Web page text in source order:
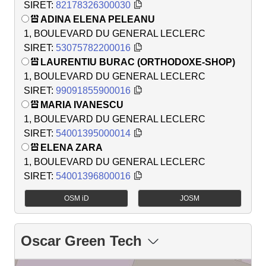
SIRET: 82178326300030
ADINA ELENA PELEANU
1, BOULEVARD DU GENERAL LECLERC
SIRET: 53075782200016
LAURENTIU BURAC (ORTHODOXE-SHOP)
1, BOULEVARD DU GENERAL LECLERC
SIRET: 99091855900016
MARIA IVANESCU
1, BOULEVARD DU GENERAL LECLERC
SIRET: 54001395000014
ELENA ZARA
1, BOULEVARD DU GENERAL LECLERC
SIRET: 54001396800016
OSM iD JOSM
Oscar Green Tech